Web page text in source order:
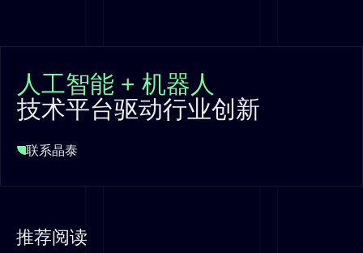
人工智能 + 机器人
技术平台驱动行业创新
联系晶泰
推荐阅读